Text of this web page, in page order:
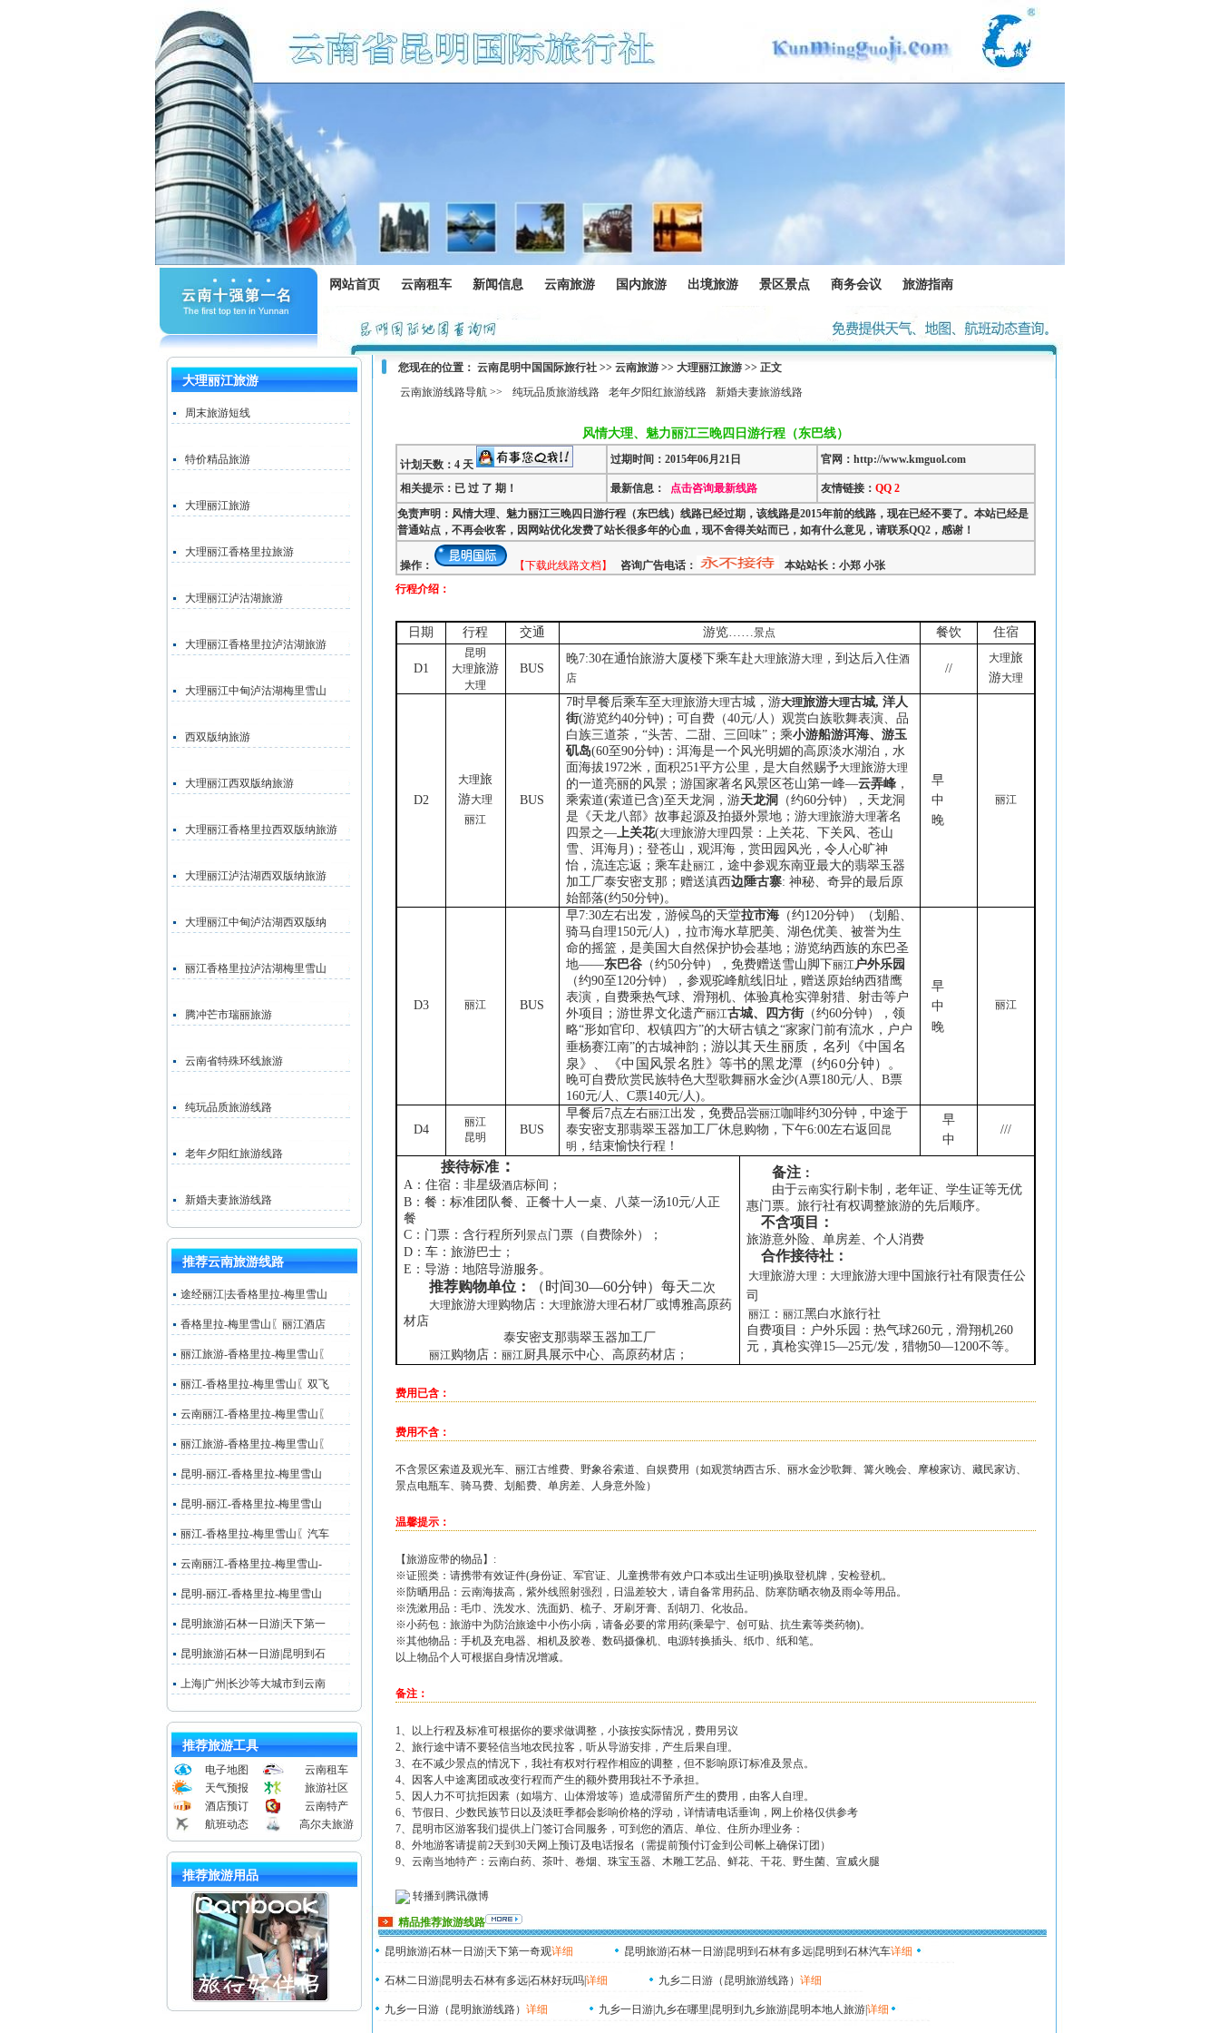
网站首页 云南租车 新闻信息 云南旅游 国内旅游 出境旅游 景区景点 商务会议 旅游指南
大理丽江旅游
周末旅游短线
特价精品旅游
大理丽江旅游
大理丽江香格里拉旅游
大理丽江泸沽湖旅游
大理丽江香格里拉泸沽湖旅游
大理丽江中甸泸沽湖梅里雪山
西双版纳旅游
大理丽江西双版纳旅游
大理丽江香格里拉西双版纳旅游
大理丽江泸沽湖西双版纳旅游
大理丽江中甸泸沽湖西双版纳
丽江香格里拉泸沽湖梅里雪山
腾冲芒市瑞丽旅游
云南省特殊环线旅游
纯玩品质旅游线路
老年夕阳红旅游线路
新婚夫妻旅游线路
推荐云南旅游线路
途经丽江|去香格里拉-梅里雪山
香格里拉-梅里雪山〖丽江酒店
丽江旅游-香格里拉-梅里雪山〖
丽江-香格里拉-梅里雪山〖双飞
云南丽江-香格里拉-梅里雪山〖
丽江旅游-香格里拉-梅里雪山〖
昆明-丽江-香格里拉-梅里雪山
昆明-丽江-香格里拉-梅里雪山
丽江-香格里拉-梅里雪山〖汽车
云南丽江-香格里拉-梅里雪山-
昆明-丽江-香格里拉-梅里雪山
昆明旅游|石林一日游|天下第一
昆明旅游|石林一日游|昆明到石
上海|广州|长沙等大城市到云南
推荐旅游工具
电子地图
云南租车
天气预报
旅游社区
酒店预订
云南特产
航班动态
高尔夫旅游
推荐旅游用品
您现在的位置： 云南昆明中国国际旅行社>> 云南旅游>> 大理丽江旅游>> 正文
云南旅游线路导航 >>
纯玩品质旅游线路 老年夕阳红旅游线路 新婚夫妻旅游线路
风情大理、魅力丽江三晚四日游行程（东巴线）
计划天数：4 天 过期时间：2015年06月21日 官网：http://www.kmguol.com
相关提示：已 过 了 期！ 最新信息： 点击咨询最新线路 友情链接： QQ 2
免责声明：风情大理、魅力丽江三晚四日游行程（东巴线）线路已经过期，该线路是2015年前的线路，现在已经不要了。本站已经是
普通站点，不再会收客，因网站优化发费了站长很多年的心血，现不舍得关站而已，如有什么意见，请联系QQ2，感谢！
操作： 【下载此线路文档】 咨询广告电话：
本站站长：小郑 小张
行程介绍：
日期 行程 交通 游览……景点 餐饮 住宿
D1
昆明
大理旅游
大理
BUS
晚7:30在通怡旅游大厦楼下乘车赴 大理旅游大理 ，到达后入住酒
店
//
大理旅
游大理
D2
大理旅
游大理
丽江
BUS
7时早餐后乘车至 大理旅游大理古城，游大理旅游大理古城, 洋人
街(游览约40分钟) ；可自费（40元/人）观赏白族歌舞表演、品
白族三道茶，“头苦、二甜、三回味”；乘小游船游洱海、游玉
矶岛(60至90分钟) ：洱海是一个风光明媚的高原淡水湖泊，水
面海拔1972米，面积251平方公里，是大自然赐予大理旅游大理
的一道亮丽的风景； 游国家著名风景区苍山第一峰—云弄峰，
乘索道(索道已含)至天龙洞，游天龙洞 （约60分钟），天龙洞
是《天龙八部》故事起源及拍摄外景地；游大理旅游大理著名
四景之—上关花(大理旅游大理 四景：上关花、下关风、苍山
雪、洱海月 ) ；登苍山，观洱海，赏田园风光，令人心旷神
怡，流连忘返； 乘车赴丽江，途中参观东南亚最大的翡翠玉器
加工厂泰安密支那；赠送滇西边陲古寨: 神秘、奇异的最后原
始部落(约50分钟)。
早
中
晚
丽江
D3 丽江 BUS
早7:30左右出发，游候鸟的天堂拉市海（约120分钟）（划船、
骑马自理150元/人)
，拉市海水草肥美、湖色优美、被誉为生
命的摇篮，是美国大自然保护协会基地；游览纳西族的东巴圣
地——东巴谷（约50分钟），免费赠送雪山脚下丽江户外乐园
（约90至 120分钟），参观驼峰航线旧址，赠送原始纳西猎鹰
表演，自费乘热气球、滑翔机、体验真枪实弹射猎、射击等户
外项目；游世界文化遗产丽江古城、四方街（约60分钟），领
略“形如官印、权镇四方”的大研古镇之“家家门前有流水，户户
垂杨赛江南”的古城神韵； 游以其天生丽质，名列《中国名
泉》、《中国风景名胜》等书的黑龙潭 （约60分钟）。
晚可自费欣赏民族特色大型歌舞丽水金沙(A票180元/人、 B票
160元/人、 C票140元/人)。
早
中
晚
丽江
D4
丽江
昆明
BUS
早餐后7点左右丽江出发，免费品尝丽江咖啡约30分钟， 中途于
泰安密支那翡翠玉器加工厂休息购物，下午6:00左右返回 昆
明 ，结束愉快行程！
早
中
///
接待标准：
A ：住宿：非星级酒店标间；
B：餐：标准团队餐、正餐十人一桌、八菜一汤10元/人正
餐
C：门票：含行程所列 景点门票（自费除外）；
D：车：旅游巴士；
E ：导游：地陪导游服务。
推荐购物单位： （时间30—60分钟）每天 二次
大理旅游大理购物店： 大理旅游大理石材厂或博雅高原药
材店
泰安密支那翡翠玉器加工厂
丽江购物店： 丽江厨具展示中心、高原药材店；
备注：
由于云南实行刷卡制，老年证、学生证等无优
惠门票。旅行社有权调整旅游的先后顺序。
不含项目：
旅游意外险、单房差、个人消费
合作接待社：
大理旅游大理 ： 大理旅游大理中国旅行社有限责任公
司
丽江 ：丽江黑白水旅行社
自费项目：户外乐园：热气球260元，滑翔机260
元，真枪实弹15—25元/发，猎物50—1200不等。
费用已含：
费用不含：
不含景区索道及观光车、丽江古维费、野象谷索道、自娱费用（如观赏纳西古乐、丽水金沙歌舞、篝火晚会、摩梭家访、藏民家访、
景点电瓶车、骑马费、划船费、单房差、人身意外险）
温馨提示：
【旅游应带的物品】:
※证照类：请携带有效证件(身份证、军官证、儿童携带有效户口本或出生证明)换取登机牌，安检登机。
※防晒用品：云南海拔高，紫外线照射强烈，日温差较大，请自备常用药品、防寒防晒衣物及雨伞等用品。
※洗漱用品：毛巾、洗发水、洗面奶、梳子、牙刷牙膏、刮胡刀、化妆品。
※小药包：旅游中为防治旅途中小伤小病，请备必要的常用药(乘晕宁、创可贴、抗生素等类药物)。
※其他物品：手机及充电器、相机及胶卷、数码摄像机、电源转换插头、纸巾、纸和笔。
以上物品个人可根据自身情况增减。
备注：
1、以上行程及标准可根据你的要求做调整，小孩按实际情况，费用另议
2、旅行途中请不要轻信当地农民拉客，听从导游安排，产生后果自理。
3、在不减少景点的情况下，我社有权对行程作相应的调整，但不影响原订标准及景点。
4、因客人中途离团或改变行程而产生的额外费用我社不予承担。
5、因人力不可抗拒因素（如塌方、山体滑坡等）造成滞留所产生的费用，由客人自理。
6、节假日、少数民族节日以及淡旺季都会影响价格的浮动，详情请电话垂询，网上价格仅供参考
7、昆明市区游客我们提供上门签订合同服务，可到您的酒店、单位、住所办理业务：
8、外地游客请提前2天到30天网上预订及电话报名（需提前预付订金到公司帐上确保订团）
9、云南当地特产：云南白药、茶叶、卷烟、珠宝玉器、木雕工艺品、鲜花、干花、野生菌、宣威火腿
转播到腾讯微博
精品推荐旅游线路
详细
昆明旅游|石林一日游|天下第一奇观 详细
昆明旅游|石林一日游|昆明到石林有多远|昆明到石林汽车
详细
石林二日游|昆明去石林有多远|石林好玩吗| 详细
九乡二日游（昆明旅游线路）
详细
九乡一日游（昆明旅游线路） 详细
九乡一日游|九乡在哪里|昆明到九乡旅游|昆明本地人旅游|